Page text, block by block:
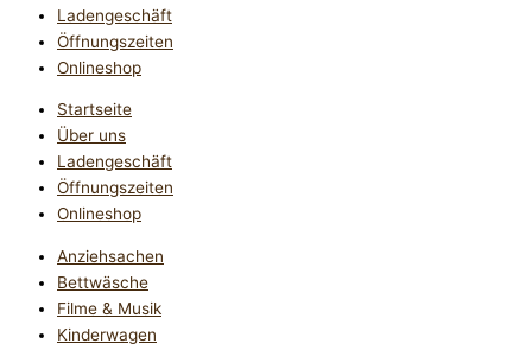
Ladengeschäft
Öffnungszeiten
Onlineshop
Startseite
Über uns
Ladengeschäft
Öffnungszeiten
Onlineshop
Anziehsachen
Bettwäsche
Filme & Musik
Kinderwagen